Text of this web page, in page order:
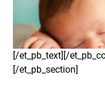
[/et_pb_text][/
[/et_pb_section]